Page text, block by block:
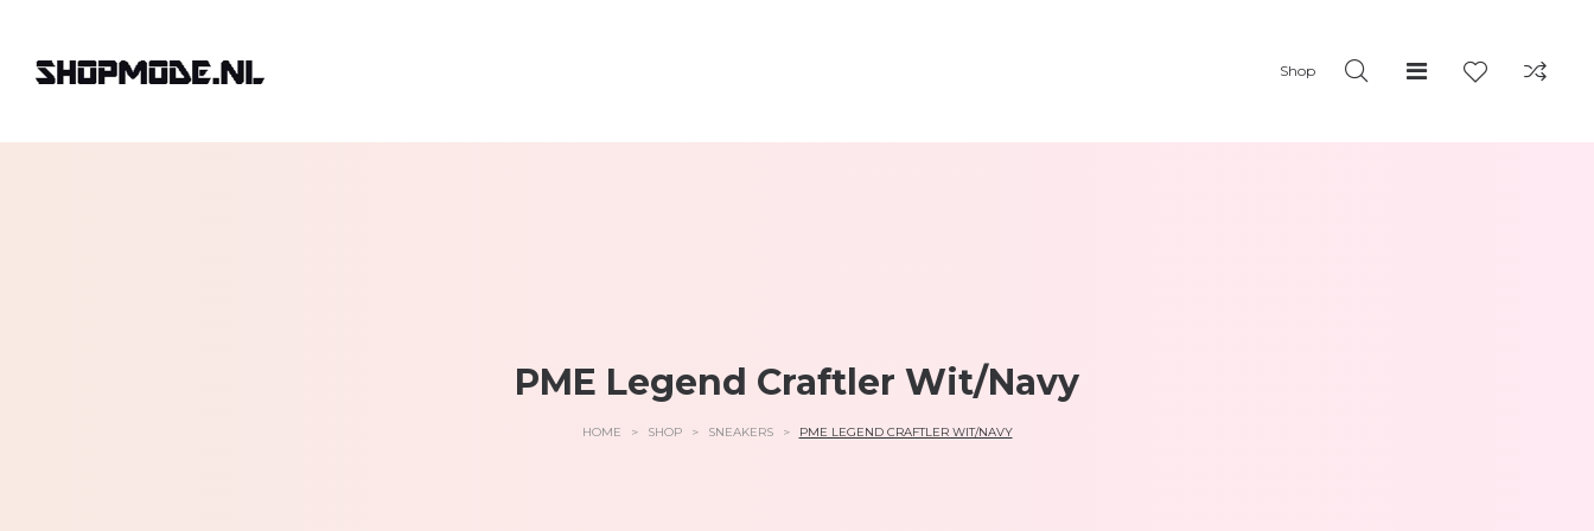
Shop
PME Legend Craftler Wit/Navy
HOME > SHOP > SNEAKERS > PME LEGEND CRAFTLER WIT/NAVY